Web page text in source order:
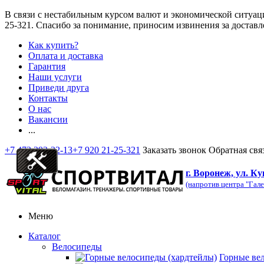
В связи с нестабильным курсом валют и экономической
25-321 . Спасибо за понимание, приносим извинения за
Как купить?
Оплата и доставка
Гарантия
Наши услуги
Приведи друга
Контакты
О нас
Вакансии
...
+7 473 292-32-13+7 920 21-25-321 Заказать звонок Обратная
г. Воронеж, ул.
(напротив центра
Меню
Каталог
Велосипеды
Горные